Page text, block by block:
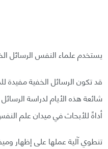
يستخدم علماء النفس الرسائل
قد تكون الرسائل الخفية
شائعة هذه الأيام لدراسة
أداةً للأبحاث في ميدان علم
تنطوي آلية عملها على إظهار